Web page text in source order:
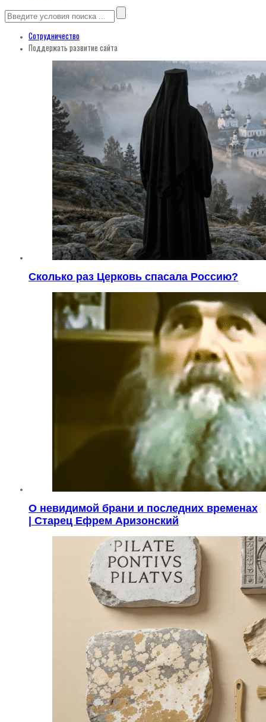
Сотрудничество
Поддержать развитие сайта
Сколько раз Церковь спасала Россию?
О невидимой брани и последних временах
| Старец Ефрем Аризонский